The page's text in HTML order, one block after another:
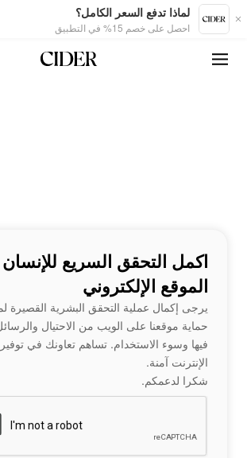
لماذا تدفع السعر الكامل؟
احصل على خصم 15% في التطبيق
اكمل التحقق السريع للإنسان
الموقع الإلكتروني
يرجى إكمال عملية التحقق البشرية القصيرة
حماية موقعنا على الويب من الاحتيال
فيها وسوء الاستخدام. تساهم تعاونك في
الإنترنت آمنة.
شكرا لدعمكم.